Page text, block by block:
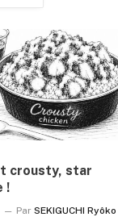
crousty, star
!
Par SEKIGUCHI Ryôko